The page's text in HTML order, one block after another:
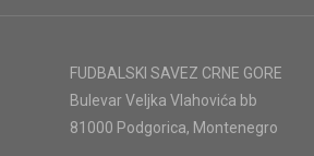
FUDBALSKI SAVEZ CRNE GORE
Bulevar Veljka Vlahovića bb
81000 Podgorica, Montenegro